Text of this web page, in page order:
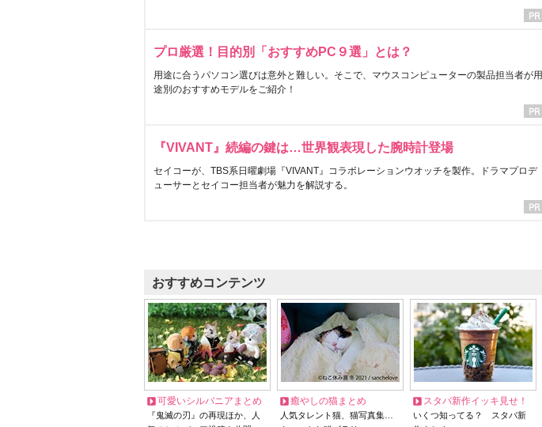
プロ厳選！目的別「おすすめPC９選」とは？
用途に合うパソコン選びは意外と難しい。そこで、マウスコンピューターの製品担当者が用
途別のおすすめモデルをご紹介！
『VIVANT』続編の鍵は…世界観表現した腕時計登場
セイコーが、TBS系日曜劇場『VIVANT』コラボレーションウオッチを製作。ドラマプロデ
ューサーとセイコー担当者が魅力を解説する。
おすすめコンテンツ
可愛いシルバニアまとめ
『鬼滅の刃』の再現ほか、人
癒やしの猫まとめ
人気タレント猫、猫写真集…
スタバ新作イッキ見せ！
いくつ知ってる？ スタバ新